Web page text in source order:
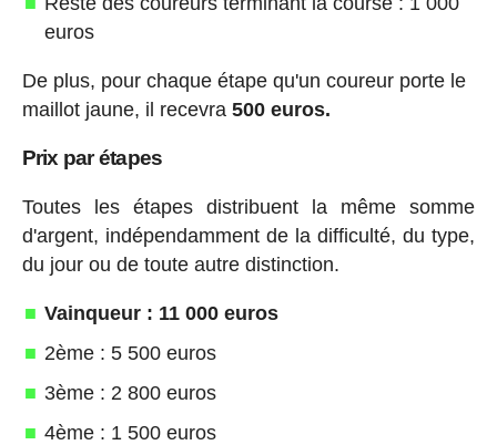
euros
De plus, pour chaque étape qu'un coureur porte le
maillot jaune, il recevra 500 euros.
Prix par étapes
Toutes les étapes distribuent la même somme
d'argent, indépendamment de la difficulté, du type,
du jour ou de toute autre distinction.
Vainqueur : 11 000 euros
2ème : 5 500 euros
3ème : 2 800 euros
4ème : 1 500 euros